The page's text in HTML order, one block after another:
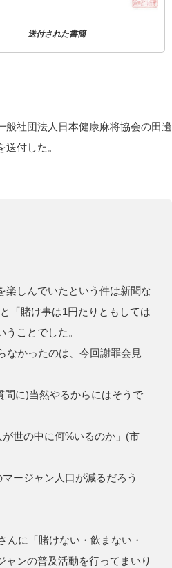
送付された書簡
社団法人日本健康麻将協会の田邊
付した。
しんでいたという件は新聞な
「賭け事は1円たりともしては
ことでした。
かったのは、今回謝罪会見
問に)当然やるからにはそうで
世の中に何%いるのか」(市
ージャン人口が減るだろう
に「賭けない・飲まない・
ンの普及活動を行ってまいり